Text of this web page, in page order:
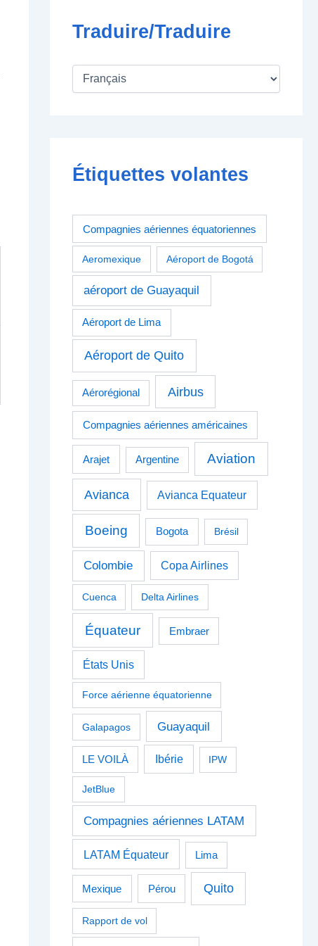
Traduire/Traduire
Étiquettes volantes
Compagnies aériennes équatoriennes
Aeromexique Aéroport de Bogotá
aéroport de Guayaquil
Aéroport de Lima
Aéroport de Quito
Aérorégional Airbus
Compagnies aériennes américaines
Arajet Argentine Aviation
Avianca Avianca Equateur
Boeing Bogota Brésil
Colombie Copa Airlines
Cuenca Delta Airlines
Équateur Embraer
États Unis
Force aérienne équatorienne
Galapagos Guayaquil
LE VOILÀ Ibérie IPW
JetBlue
Compagnies aériennes LATAM
LATAM Équateur Lima
Mexique Pérou Quito
Rapport de vol